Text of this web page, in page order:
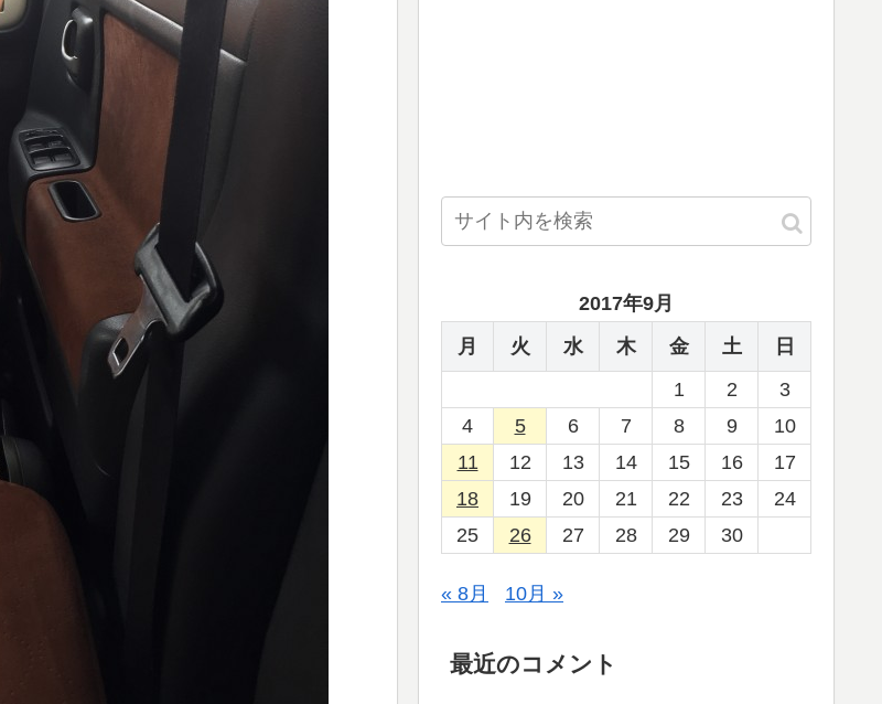
2017年9月
月
火 水 木 金 土
日
1
2
3
4
5 6 7 8 9
10
11
12 13 14 15 16
17
18
19 20 21 22 23
24
25
26 27 28 29 30
« 8月 10月 »
最近のコメント